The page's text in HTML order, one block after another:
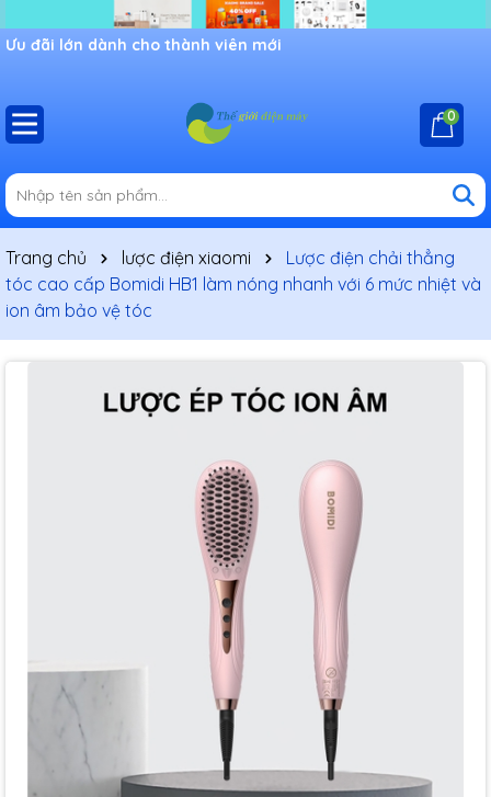
Ưu đãi lớn dành cho thành viên mới
0
Trang chủ lược điện xiaomi
Lược điện chải thẳng
tóc cao cấp Bomidi HB1 làm nóng nhanh với 6 mức nhiệt và
ion âm bảo vệ tóc